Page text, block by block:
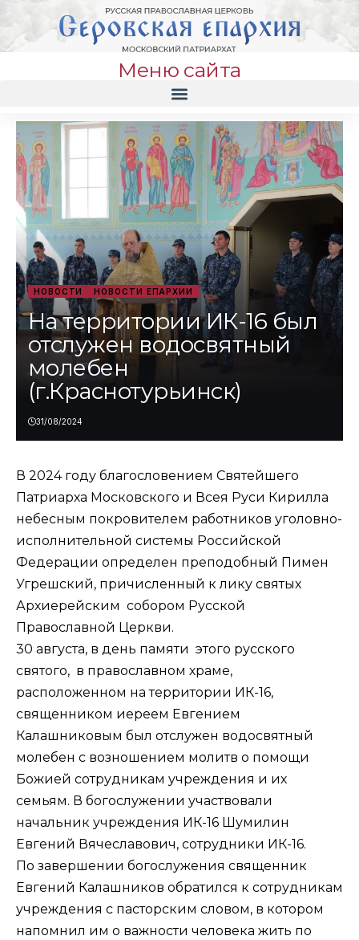
Меню сайта
НОВОСТИ НОВОСТИ ЕПАРХИИ
На территории ИК-16 был
отслужен водосвятный
молебен
(г.Краснотурьинск)
31/08/2024
В 2024 году благословением Святейшего
Патриарха Московского и Всея Руси Кирилла
небесным покровителем работников уголовно-
исполнительной системы Российской
Федерации определен преподобный Пимен
Угрешский, причисленный к лику святых
Архиерейским собором Русской
Православной Церкви.
30 августа, в день памяти этого русского
святого, в православном храме,
расположенном на территории ИК-16,
священником иереем Евгением
Калашниковым был отслужен водосвятный
молебен с возношением молитв о помощи
Божией сотрудникам учреждения и их
семьям. В богослужении участвовали
начальник учреждения ИК-16 Шумилин
Евгений Вячеславович, сотрудники ИК-16.
По завершении богослужения священник
Евгений Калашников обратился к сотрудникам
учреждения с пасторским словом, в котором
напомнил им о важности человека жить по